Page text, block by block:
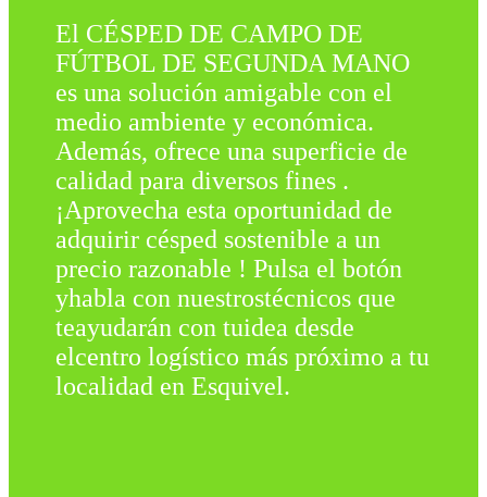
El CÉSPED DE CAMPO DE
FÚTBOL DE SEGUNDA MANO
es una solución amigable con el
medio ambiente y económica.
Además, ofrece una superficie de
calidad para diversos fines .
¡Aprovecha esta oportunidad de
adquirir césped sostenible a un
precio razonable ! Pulsa el botón
yhabla con nuestrostécnicos que
teayudarán con tuidea desde
elcentro logístico más próximo a tu
localidad en Esquivel.